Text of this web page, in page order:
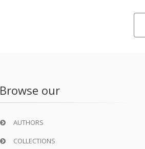
Browse our
AUTHORS
COLLECTIONS